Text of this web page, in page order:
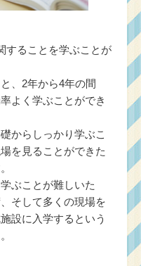
することを学ぶことが
、2年から4年の間
よく学ぶことができ
からしっかり学ぶこ
を見ることができた
ぶことが難しいた
そして多くの現場を
設に入学するという